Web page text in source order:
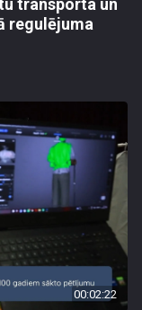
transporta un
regulējuma
00:02:22